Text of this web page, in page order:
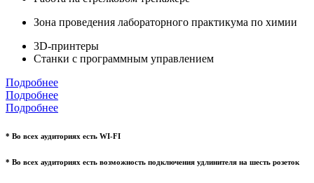
Зона проведения лабораторного практикума по химии
3D-принтеры
Станки с программным управлением
Подробнее
Подробнее
Подробнее
* Во всех аудиториях есть WI-FI
* Во всех аудиториях есть возможность подключения удлинителя на шесть розеток